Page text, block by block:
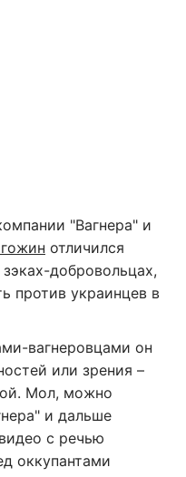
"Вагнера" и
отличился
добровольцах,
против украинцев в
вагнеровцами он
или зрения –
Мол, можно
и дальше
с речью
оккупантами